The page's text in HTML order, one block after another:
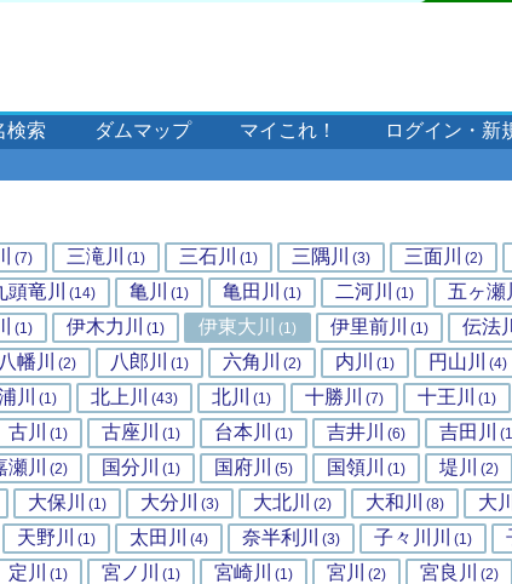
検索 ダムマップ マイこれ！ ログイン・新
(7) 三滝川 (1) 三石川 (1) 三隅川 (3) 三面川 (2)
頭竜川 (14) 亀川 (1) 亀田川 (1) 二河川 (1) 五ヶ瀬
(1) 伊木力川 (1) 伊東大川 (1) 伊里前川 (1) 伝法川
八幡川 (2) 八郎川 (1) 六角川 (2) 内川 (1) 円山川 (4)
川 (1) 北上川 (43) 北川 (1) 十勝川 (7) 十王川 (1)
古川 (1) 古座川 (1) 台本川 (1) 吉井川 (6) 吉田川
瀬川 (2) 国分川 (1) 国府川 (5) 国領川 (1) 堤川 (2)
大保川 (1) 大分川 (3) 大北川 (2) 大和川 (8) 大
天野川 (1) 太田川 (4) 奈半利川 (3) 子々川川 (1)
定川 (1) 宮ノ川 (1) 宮崎川 (1) 宮川 (2) 宮良川 (2)